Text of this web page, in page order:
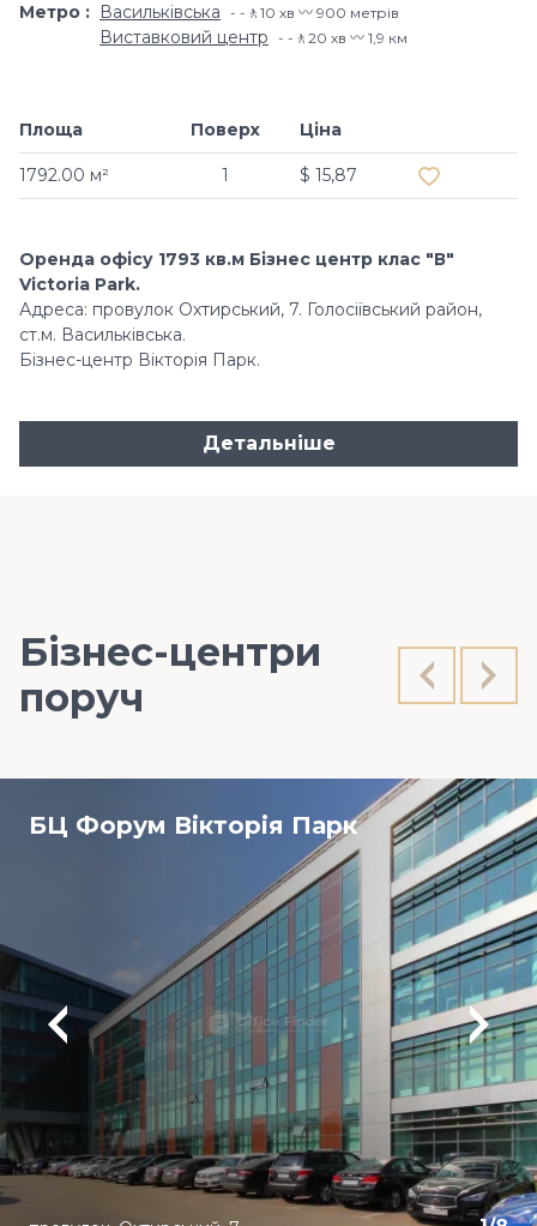
Метро Васильківська -🚶10 хв 〰️ 900 метрів
Виставковий центр -🚶20 хв 〰️ 1,9 км
Площа
1792.00 м²
Поверх
1
Ціна
$ 15,87
Оренда офісу 1793 кв.м Бізнес центр клас "В"
Victoria Park.
Адреса: провулок Охтирський, 7. Голосіївський район,
ст.м. Васильківська.
Бізнес-центр Вікторія Парк.
Детальніше
Бізнес-центри
поруч
БЦ Форум Вікторія Парк